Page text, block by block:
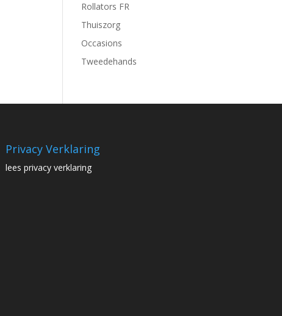
Rollators FR
Thuiszorg
Occasions
Tweedehands
Privacy Verklaring
lees privacy verklaring